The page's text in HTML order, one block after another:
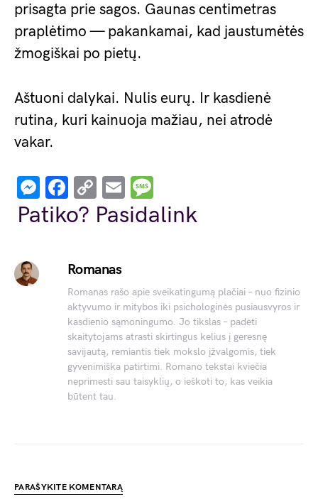
prisagta prie sagos. Gaunas centimetras
praplėtimo — pakankamai, kad jaustumėtės
žmogiškai po pietų.
Aštuoni dalykai. Nulis eurų. Ir kasdienė
rutina, kuri kainuoja mažiau, nei atrodė
vakar.
Messenger
Facebook
Copy
Link
Email
Patiko? Pasidalink
Romanas
Romanas rašo apie sveikatingumą plačiai – nuo fizinio
aktyvumo ir mitybos iki psichologinės pusiausvyros ir
kasdienio sąmoningumo. Jo tikslas – padėti
skaitytojams atrasti skirtingus kelius į geresnę
savijautą, remiantis tiek mokslo įžvalgomis, tiek
gyvenimiška patirtimi. Romano tekstai kviečia
neprimesti sau taisyklių, o ieškoti to, kas veikia
būtent tau.
PARAŠYKITE KOMENTARĄ